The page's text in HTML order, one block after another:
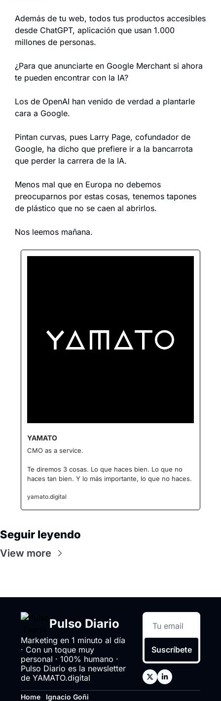
Además de tu web, todos tus productos accesibles
desde ChatGPT, aplicación que usan 1.000
millones de personas.
¿Para que anunciarte en Google Merchant si ahora
te pueden encontrar con la IA?
Los de OpenAI han venido de verdad a plantarle
cara a Google.
Pintan curvas, pues Larry Page, cofundador de
Google, ha dicho que prefiere ir a la bancarrota
que perder la carrera de la IA.
Menos mal que en Europa no debemos
preocuparnos por estas cosas, tenemos tapones
de plástico que no se caen al abrirlos.
Nos leemos mañana.
YAMATO
CMO as a service.
Te diremos 3 cosas. Lo que haces bien. Lo que no
haces tan bien. Y lo más importante, lo que no haces.
yamato.digital
Seguir leyendo
View more
Pulso Diario
Marketing en 1 minuto al día
· Con un toque muy
personal · 100% humano ·
Pulso Diario es la newsletter
de YAMATO.digital
Suscríbete
Home Ignacio Goñi